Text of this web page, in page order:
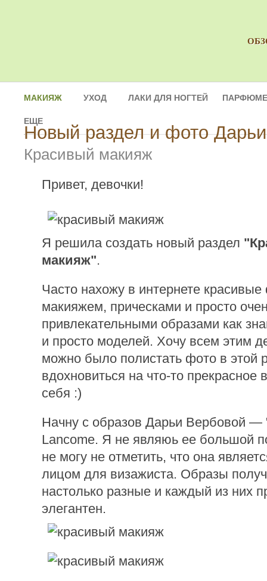
МАКИЯЖ УХОД ЛАКИ ДЛЯ НОГТЕЙ
ЕЩЕ
Новый раздел и фото
Красивый макияж
Привет, девочки!
Я решила создать новый раздел
макияж".
Часто нахожу в интернете
макияжем, прическами и просто
привлекательными образами как
и просто моделей. Хочу всем этим
можно было полистать фото в этой
вдохновиться на что-то прекрасное
себя :)
Начну с образов Дарьи Вербовой —
Lancome. Я не являюь ее большой
не могу не отметить, что она
лицом для визажиста. Образы
настолько разные и каждый из них
элегантен.